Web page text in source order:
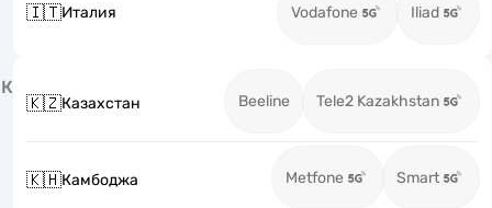
🇮🇹Италия Vodafone Iliad
К
🇰🇿Казахстан Beeline Tele2 Kazakhstan
🇰🇭Камбоджа Metfone Smart